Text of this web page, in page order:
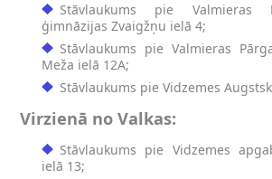
Stāvlaukums pie Valmieras
ģimnāzijas Zvaigžņu ielā 4;
Stāvlaukums pie Valmieras
Meža ielā 12A;
Stāvlaukums pie Vidzemes
Virzienā no Valkas:
Stāvlaukums pie Vidzemes
ielā 13;